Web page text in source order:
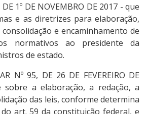
Tecnológicos
ao Usuário
DE 1º DE NOVEMBRO DE 2017 - que
e as diretrizes para elaboração,
e encaminhamento de
normativos ao presidente da
de estado.
Nº 95, DE 26 DE FEVEREIRO DE
sobre a elaboração, a redação, a
das leis, conforme determina
art. 59 da constituição federal, e